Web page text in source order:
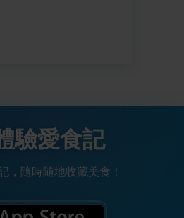
驗愛食記
，隨時隨地收藏美食！